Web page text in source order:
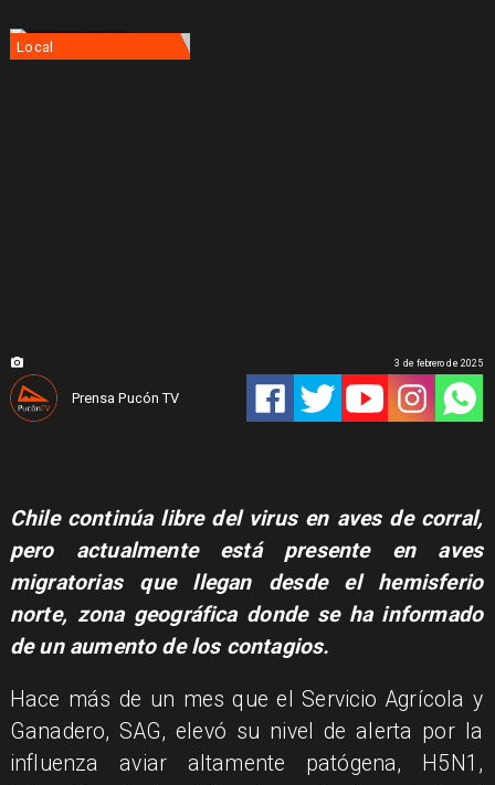
Local
Prensa Pucón TV
3 de febrero de 2025
Chile continúa libre del virus en aves de corral,
pero actualmente está presente en aves
migratorias que llegan desde el hemisferio
norte, zona geográfica donde se ha informado
de un aumento de los contagios.
Hace más de un mes que el Servicio Agrícola y
Ganadero, SAG, elevó su nivel de alerta por la
influenza aviar altamente patógena, H5N1,